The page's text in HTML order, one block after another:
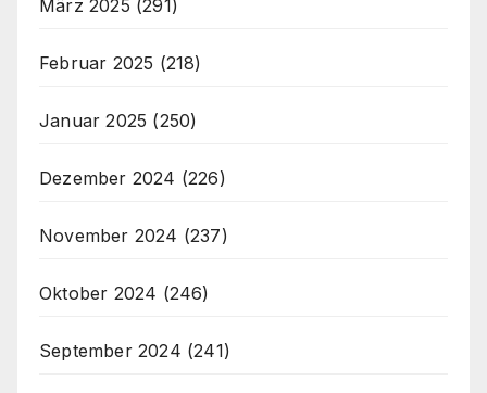
März 2025 (291)
Februar 2025 (218)
Januar 2025 (250)
Dezember 2024 (226)
November 2024 (237)
Oktober 2024 (246)
September 2024 (241)